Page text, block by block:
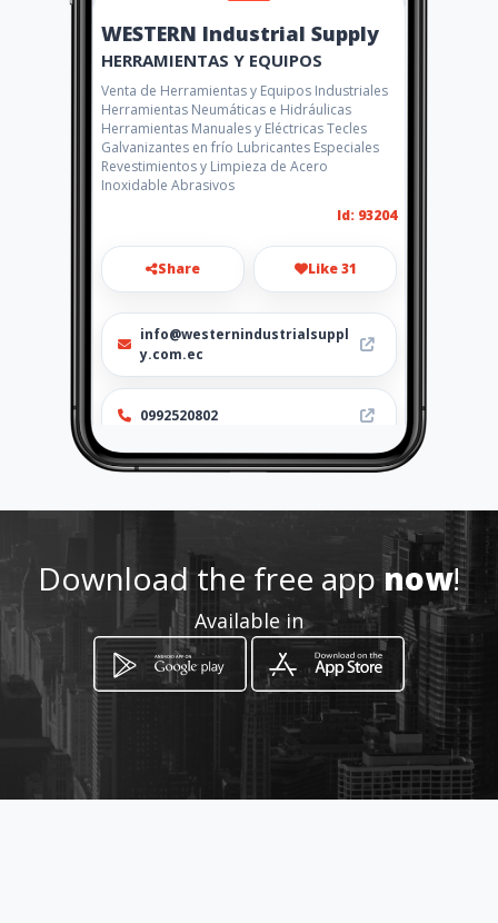
WESTERN Industrial Supply
HERRAMIENTAS Y EQUIPOS
Venta de Herramientas y Equipos Industriales
Herramientas Neumáticas e Hidráulicas
Herramientas Manuales y Eléctricas Tecles
Galvanizantes en frío Lubricantes Especiales
Revestimientos y Limpieza de Acero
Inoxidable Abrasivos
Id: 93204
Share Like 31
info@westernindustrialsuppl
y.com.ec
0992520802
http://www.amarillasinternet
yquito
Location
Download the free appnow!
Available in